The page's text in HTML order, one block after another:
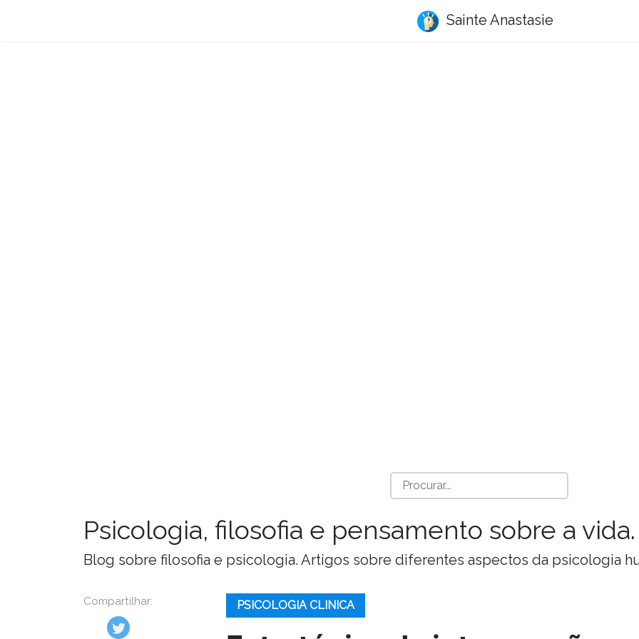
Sainte Anastasie
Psicologia, filosofia e pensamento sobre a vida.
Blog sobre filosofia e psicologia. Artigos sobre diferentes aspectos da psicologia
Compartilhar: PSICOLOGIA CLINICA